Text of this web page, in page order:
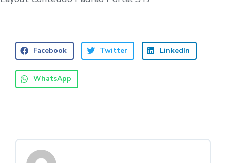
Facebook Twitter LinkedIn
WhatsApp